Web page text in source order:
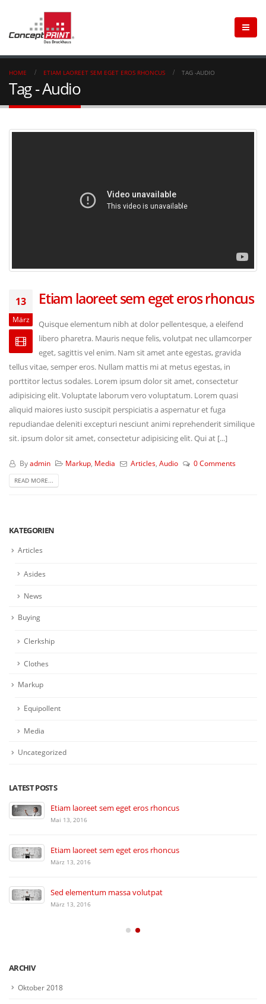
HOME ETIAM LAOREET SEM EGET EROS RHONCUS TAG -AUDIO
Tag - Audio
13
März
Etiam laoreet sem eget eros rhoncus
Quisque elementum nibh at dolor pellentesque, a eleifend
libero pharetra. Mauris neque felis, volutpat nec ullamcorper
eget, sagittis vel enim. Nam sit amet ante egestas, gravida
tellus vitae, semper eros. Nullam mattis mi at metus egestas, in
porttitor lectus sodales. Lorem ipsum dolor sit amet, consectetur
adipisicing elit. Voluptate laborum vero voluptatum. Lorem quasi
aliquid maiores iusto suscipit perspiciatis a aspernatur et fuga
repudiandae deleniti excepturi nesciunt animi reprehenderit similique
sit. ipsum dolor sit amet, consectetur adipisicing elit. Qui at [...]
Byadmin Markup Media Articles ,Audio 0 Comments
READ MORE...
KATEGORIEN
Articles
Asides
News
Buying
Clerkship
Clothes
Markup
Equipollent
Media
Uncategorized
LATEST POSTS
Etiam laoreet sem eget eros rhoncus
Mai 13, 2016
Etiam laoreet sem eget eros rhoncus
März 13, 2016
Sed elementum massa volutpat
März 13, 2016
ARCHIV
Oktober 2018